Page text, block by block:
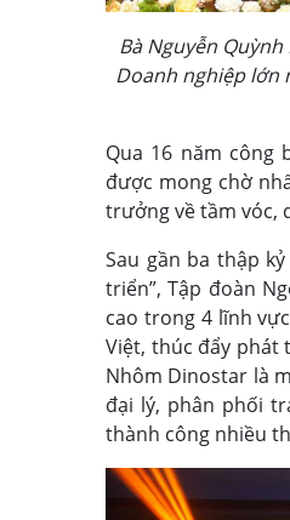
Bà Nguyễn
Doanh nghiệp lớn
Qua 16 năm công
được mong chờ
trưởng về tầm vóc,
Sau gần ba thập
triển”, Tập đoàn
cao trong 4 lĩnh
Việt, thúc đẩy phát
Nhôm Dinostar là
đại lý, phân phối
thành công nhiều